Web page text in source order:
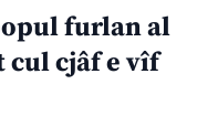
furlan al
cul cjâf e vîf